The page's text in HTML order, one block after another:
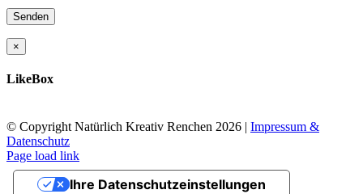
×
LikeBox
© Copyright Natürlich Kreativ Renchen 2026 | Impressum &
Datenschutz
Facebook
Instagram
Page load link
Nach
Ihre Datenschutzeinstellungen